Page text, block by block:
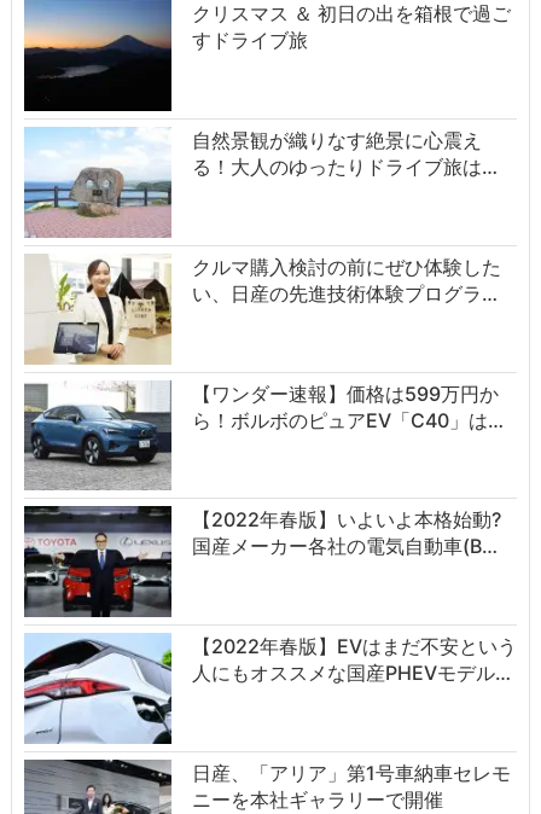
クリスマス ＆ 初日の出を箱根で過ご
すドライブ旅
自然景観が織りなす絶景に心震え
る！大人のゆったりドライブ旅は…
クルマ購入検討の前にぜひ体験した
い、日産の先進技術体験プログラ…
【ワンダー速報】価格は599万円か
ら！ボルボのピュアEV「C40」は…
【2022年春版】いよいよ本格始動?
国産メーカー各社の電気自動車(B…
【2022年春版】EVはまだ不安という
人にもオススメな国産PHEVモデル…
日産、「アリア」第1号車納車セレモ
ニーを本社ギャラリーで開催